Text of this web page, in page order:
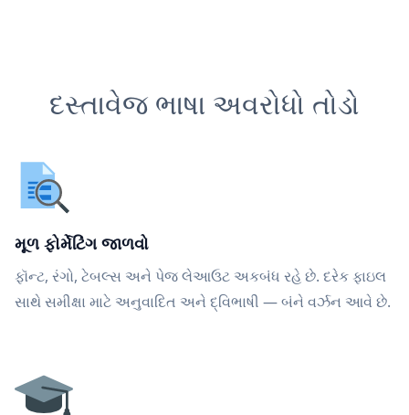
દસ્તાવેજ ભાષા અવરોધો તોડો
મૂળ ફોર્મેટિંગ જાળવો
ફૉન્ટ, રંગો, ટેબલ્સ અને પેજ લેઆઉટ અકબંધ રહે છે. દરેક ફાઇલ
સાથે સમીક્ષા માટે અનુવાદિત અને દ્વિભાષી — બંને વર્ઝન આવે છે.